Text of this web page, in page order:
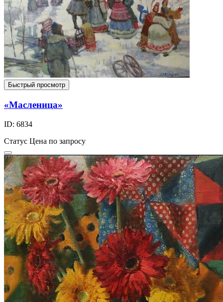
Быстрый просмотр
«Масленица»
ID: 6834
Статус Цена по запросу